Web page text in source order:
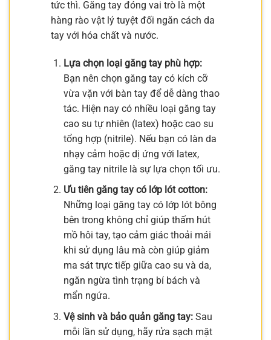
tức thì. Găng tay đóng vai trò là một
hàng rào vật lý tuyệt đối ngăn cách da
tay với hóa chất và nước.
Lựa chọn loại găng tay phù hợp:
Bạn nên chọn găng tay có kích cỡ
vừa vặn với bàn tay để dễ dàng thao
tác. Hiện nay có nhiều loại găng tay
cao su tự nhiên (latex) hoặc cao su
tổng hợp (nitrile). Nếu bạn có làn da
nhạy cảm hoặc dị ứng với latex,
găng tay nitrile là sự lựa chọn tối ưu.
Ưu tiên găng tay có lớp lót cotton:
Những loại găng tay có lớp lót bông
bên trong không chỉ giúp thấm hút
mồ hôi tay, tạo cảm giác thoải mái
khi sử dụng lâu mà còn giúp giảm
ma sát trực tiếp giữa cao su và da,
ngăn ngừa tình trạng bí bách và
mẩn ngứa.
Vệ sinh và bảo quản găng tay:Sau
mỗi lần sử dụng, hãy rửa sạch mặt